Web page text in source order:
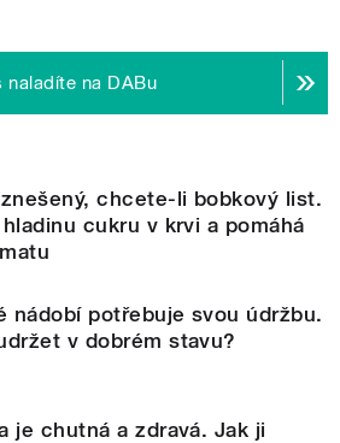
naladíte na DABu
chcete-li bobkový list.
cukru v krvi a pomáhá
nádobí potřebuje svou údržbu.
v dobrém stavu?
je chutná a zdravá. Jak ji